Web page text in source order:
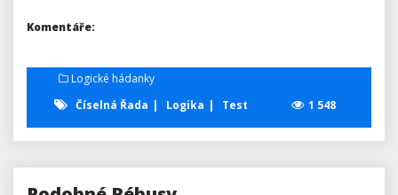
Komentáře:
Logické hádanky
Číselná Řada
Logika Test 1 548